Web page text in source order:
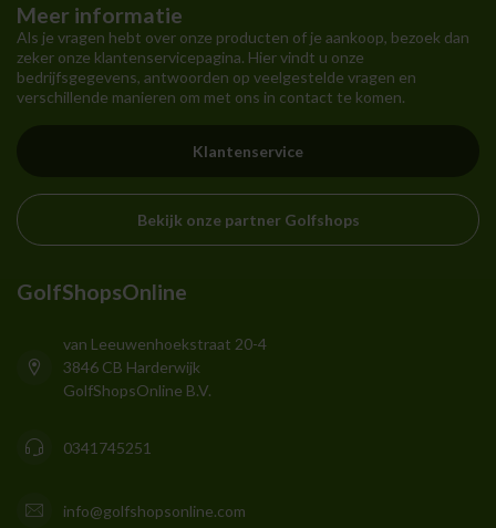
Meer informatie
Als je vragen hebt over onze producten of je aankoop, bezoek dan
zeker onze klantenservicepagina. Hier vindt u onze
bedrijfsgegevens, antwoorden op veelgestelde vragen en
verschillende manieren om met ons in contact te komen.
Klantenservice
Bekijk onze partner Golfshops
GolfShopsOnline
van Leeuwenhoekstraat 20-4
3846 CB Harderwijk
GolfShopsOnline B.V.
0341745251
info@golfshopsonline.com